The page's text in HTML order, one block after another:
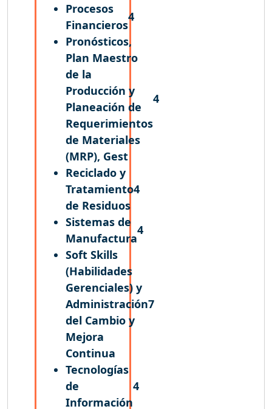
Procesos
Financieros
4
Pronósticos,
Plan Maestro
de la
Producción y
Planeación de
Requerimientos
de Materiales
(MRP), Gest
4
Reciclado y
Tratamiento
de Residuos
4
Sistemas de
Manufactura
4
Soft Skills
(Habilidades
Gerenciales) y
Administración
del Cambio y
Mejora
Continua
7
Tecnologías
de
Información
4